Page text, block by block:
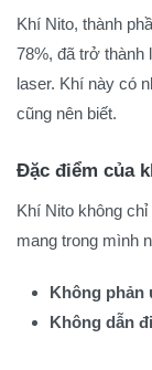
Khí Nito, thành
78%, đã trở thành
laser. Khí này có
cũng nên biết.
Đặc điểm của
Khí Nito không
mang trong mình
Không phản
Không dẫn